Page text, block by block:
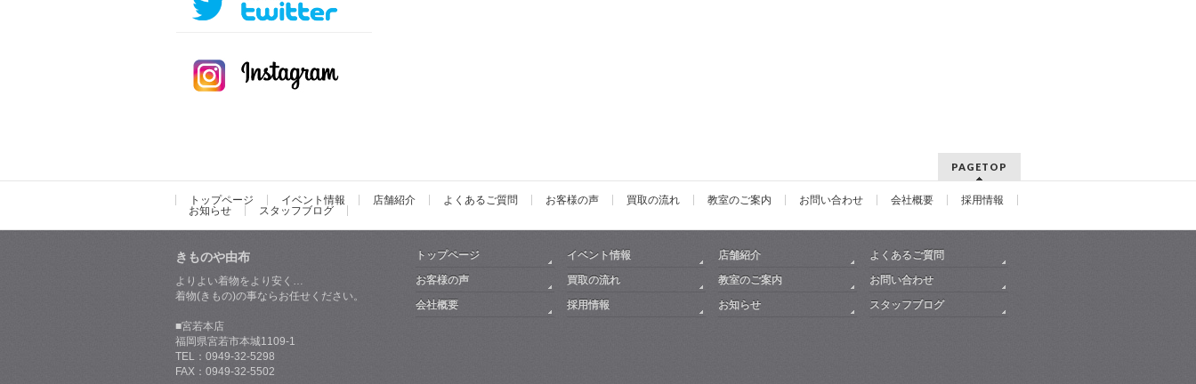
PAGETOP
トップページ イベント情報 店舗紹介 よくあるご質問 お客様の声 買取の流れ 教室のご案内 お問い合わせ 会社概要
採用情報
お知らせ
スタッフブログ
きものや由布
よりよい着物をより安く…
着物(きもの)の事ならお任せください。
■宮若本店
福岡県宮若市本城1109-1
TEL：0949-32-5298
FAX：0949-32-5502
トップページ イベント情報 店舗紹介
よくあるご質問
お客様の声
買取の流れ 教室のご案内
お問い合わせ
会社概要
採用情報 お知らせ スタッフブログ